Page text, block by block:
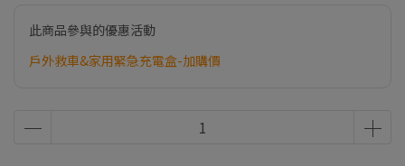
此商品參與的優惠活動
戶外救車&家用緊急充電盒-加購價